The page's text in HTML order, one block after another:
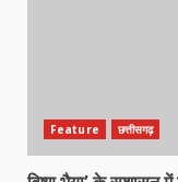
Feature छत्तीसगढ़